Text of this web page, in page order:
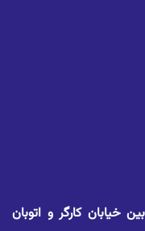
خیابان کارگر و اتوبان